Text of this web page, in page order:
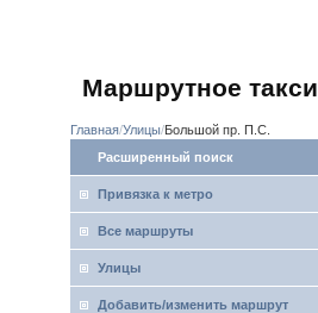
Маршрутное такси
Главная Улицы Большой пр. П.С.
Расширенный поиск
Привязка к метро
Все маршруты
Улицы
Добавить/изменить маршрут